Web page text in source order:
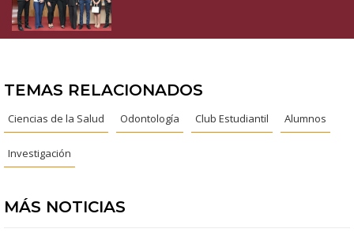
TEMAS RELACIONADOS
Ciencias de la Salud Odontología Club Estudiantil Alumnos
Investigación
MÁS NOTICIAS